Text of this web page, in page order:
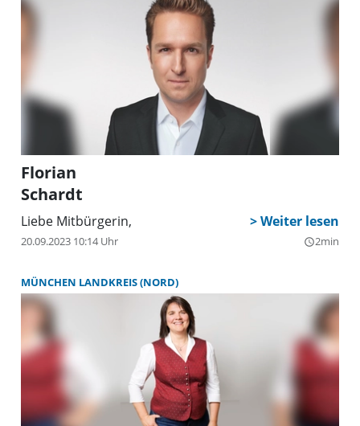
Wahlbeteiligung lag bei 76,6, Prozent.
Florian
Schardt
Liebe Mitbürgerin,
20.09.2023 10:14 Uhr query_builder2min
MÜNCHEN LANDKREIS (NORD)